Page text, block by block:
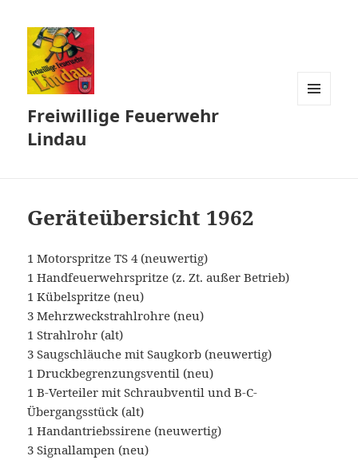
Freiwillige Feuerwehr
Lindau
Geräteübersicht 1962
1 Motorspritze TS 4 (neuwertig)
1 Handfeuerwehrspritze (z. Zt. außer Betrieb)
1 Kübelspritze (neu)
3 Mehrzweckstrahlrohre (neu)
1 Strahlrohr (alt)
3 Saugschläuche mit Saugkorb (neuwertig)
1 Druckbegrenzungsventil (neu)
1 B-Verteiler mit Schraubventil und B-C-
Übergangsstück (alt)
1 Handantriebssirene (neuwertig)
3 Signallampen (neu)